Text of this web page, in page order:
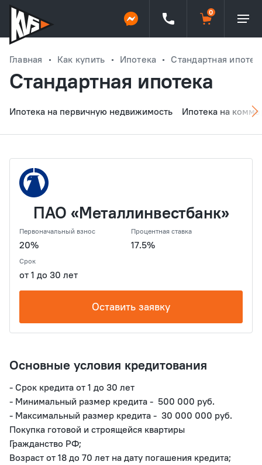
Главная Как купить Ипотека Стандартная
Стандартная ипотека
Ипотека на первичную недвижимость Ипотека на
ПАО «Металлинвестбанк»
Первоначальный взнос
20%
Процентная ставка
17.5%
Срок
от 1 до 30 лет
Оставить заявку
Основные условия кредитования
- Срок кредита от 1 до 30 лет
- Минимальный размер кредита -  500 000 руб.
- Максимальный размер кредита -  30 000 000 руб.
Покупка готовой и строящейся квартиры
Гражданство РФ;
Возраст от 18 до 70 лет на дату погашения кредита;